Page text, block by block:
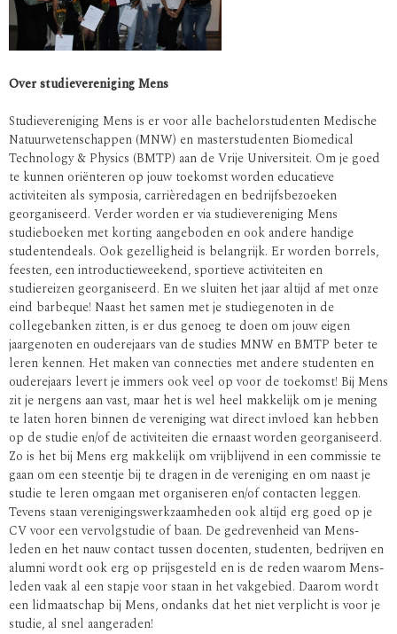
Over studievereniging Mens
Studievereniging Mens is er voor alle bachelorstudenten Medische
Natuurwetenschappen (MNW) en masterstudenten Biomedical
Technology & Physics (BMTP) aan de Vrije Universiteit. Om je goed
te kunnen oriënteren op jouw toekomst worden educatieve
activiteiten als symposia, carrièredagen en bedrijfsbezoeken
georganiseerd. Verder worden er via studievereniging Mens
studieboeken met korting aangeboden en ook andere handige
studentendeals. Ook gezelligheid is belangrijk. Er worden borrels,
feesten, een introductieweekend, sportieve activiteiten en
studiereizen georganiseerd. En we sluiten het jaar altijd af met onze
eind barbeque! Naast het samen met je studiegenoten in de
collegebanken zitten, is er dus genoeg te doen om jouw eigen
jaargenoten en ouderejaars van de studies MNW en BMTP beter te
leren kennen. Het maken van connecties met andere studenten en
ouderejaars levert je immers ook veel op voor de toekomst! Bij Mens
zit je nergens aan vast, maar het is wel heel makkelijk om je mening
te laten horen binnen de vereniging wat direct invloed kan hebben
op de studie en/of de activiteiten die ernaast worden georganiseerd.
Zo is het bij Mens erg makkelijk om vrijblijvend in een commissie te
gaan om een steentje bij te dragen in de vereniging en om naast je
studie te leren omgaan met organiseren en/of contacten leggen.
Tevens staan verenigingswerkzaamheden ook altijd erg goed op je
CV voor een vervolgstudie of baan. De gedrevenheid van Mens-
leden en het nauw contact tussen docenten, studenten, bedrijven en
alumni wordt ook erg op prijsgesteld en is de reden waarom Mens-
leden vaak al een stapje voor staan in het vakgebied. Daarom wordt
een lidmaatschap bij Mens, ondanks dat het niet verplicht is voor je
studie, al snel aangeraden!